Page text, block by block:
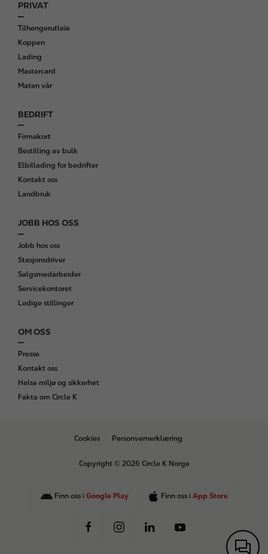
F
o
o
t
e
r
PRIVAT
Tilhengerutleie
Koppen
Lading
Mastercard
Maten vår
BEDRIFT
Firmakort
Bestilling av bulk
Elbillading for bedrifter
Kontakt oss
Landbruk
JOBB HOS OSS
Jobb hos oss
Stasjonsdriver
Salgsmedarbeider
Servicekontoret
Ledige stillinger
OM OSS
Presse
Kontakt oss
Helse miljø og sikkerhet
Fakta om Circle K
B
Cookies Personvernerklæring
Copyright © 2026 Circle K Norge
Finn oss i Google Play Finn oss i App Store